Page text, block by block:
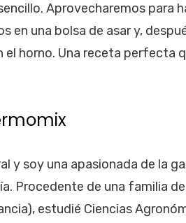
Aprovecharemos para
en una bolsa de asar y,
horno. Una receta perfecta
y soy una apasionada de la
Procedente de una familia
estudié Ciencias